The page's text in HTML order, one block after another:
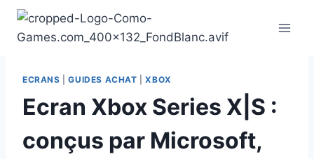
Aller
contenu
ECRANS |GUIDES ACHAT |XBOX
Ecran Xbox Series X|S :
conçus par Microsoft,